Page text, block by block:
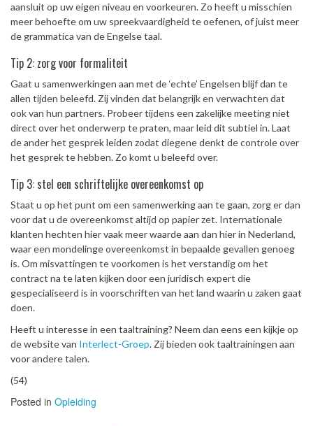
aansluit op uw eigen niveau en voorkeuren. Zo heeft u misschien
meer behoefte om uw spreekvaardigheid te oefenen, of juist meer
de grammatica van de Engelse taal.
Tip 2: zorg voor formaliteit
Gaat u samenwerkingen aan met de ‘echte’ Engelsen blijf dan te
allen tijden beleefd. Zij vinden dat belangrijk en verwachten dat
ook van hun partners. Probeer tijdens een zakelijke meeting niet
direct over het onderwerp te praten, maar leid dit subtiel in. Laat
de ander het gesprek leiden zodat diegene denkt de controle over
het gesprek te hebben. Zo komt u beleefd over.
Tip 3: stel een schriftelijke overeenkomst op
Staat u op het punt om een samenwerking aan te gaan, zorg er dan
voor dat u de overeenkomst altijd op papier zet. Internationale
klanten hechten hier vaak meer waarde aan dan hier in Nederland,
waar een mondelinge overeenkomst in bepaalde gevallen genoeg
is. Om misvattingen te voorkomen is het verstandig om het
contract na te laten kijken door een juridisch expert die
gespecialiseerd is in voorschriften van het land waarin u zaken gaat
doen.
Heeft u interesse in een taaltraining? Neem dan eens een kijkje op
de website van Interlect-Groep. Zij bieden ook taaltrainingen aan
voor andere talen.
(54)
Posted in Opleiding